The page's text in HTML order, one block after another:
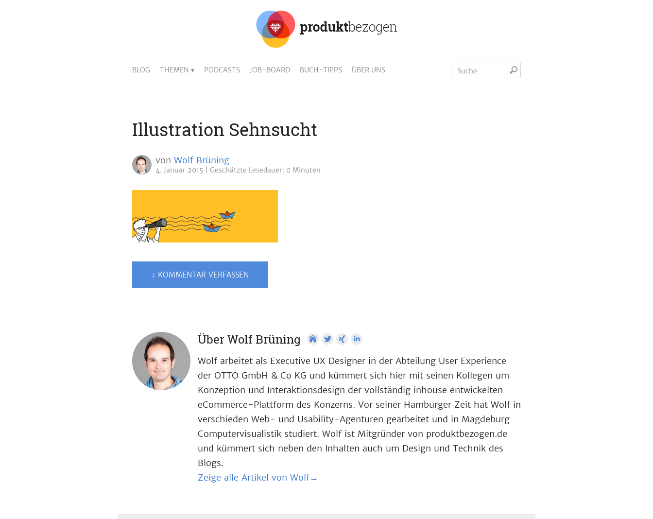
BLOG THEMEN PODCASTS JOB-BOARD BUCH-TIPPS ÜBER UNS
Illustration Sehnsucht
von Wolf Brüning
4. Januar 2015 Geschätzte Lesedauer: 0 Minuten
↓ KOMMENTAR VERFASSEN
Über Wolf Brüning
Wolf arbeitet als Executive UX Designer in der Abteilung User Experience
der OTTO GmbH & Co KG und kümmert sich hier mit seinen Kollegen um
Konzeption und Interaktionsdesign der vollständig inhouse entwickelten
eCommerce-Plattform des Konzerns. Vor seiner Hamburger Zeit hat Wolf in
verschieden Web- und Usability-Agenturen gearbeitet und in Magdeburg
Computervisualistik studiert. Wolf ist Mitgründer von produktbezogen.de
und kümmert sich neben den Inhalten auch um Design und Technik des
Blogs.
Zeige alle Artikel von Wolf→